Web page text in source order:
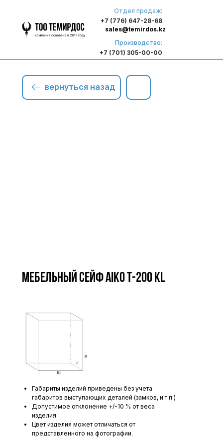
Отдел продаж:
+7 (776) 647-28-68
Производство:
+7 (701) 305-00-00
sales@temirdos.kz
вернуться назад
Мебельный сейф AIKO Т-200 KL
Габариты изделий приведены без учета
габаритов выступающих деталей (замков, и т.п.)
Допустимое отклонение +/-10 % от веса
изделия.
Цвет изделия может отличаться от
представленного на фотографии.